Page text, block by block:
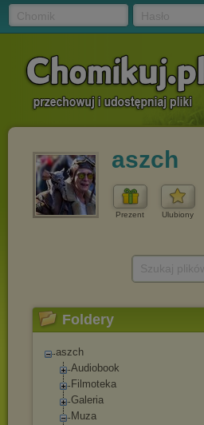
aszch
Prezent Ulubiony
Foldery
aszch
Audiobook
Filmoteka
Galeria
Muza